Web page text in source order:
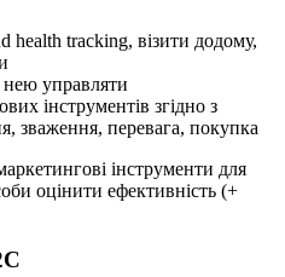
health tracking, візити додому,
управляти
інструментів згідно з
зваження, перевага, покупка
інструменти для
оцінити ефективність (+